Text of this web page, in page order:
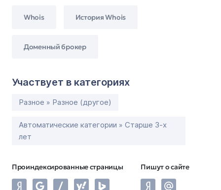
Whois История Whois
Доменный брокер
Участвует в категориях
Разное » Разное (другое)
Автоматические категории » Старше 3-х
лет
Проиндексированные страницы Пишут о сайте